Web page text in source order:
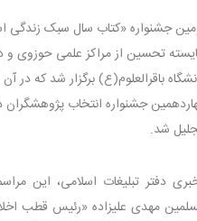
جشنواره «کتاب سال سبک زندگی
‌تحسین از مراکز علمی حوزوی و
باقرالعلوم(ع) برگزار شد که در آن
جشنواره انتخاب پژوهشگران
شد.
دفتر تبلیغات اسلامی، این
مهدی علیزاده «رئیس قطب